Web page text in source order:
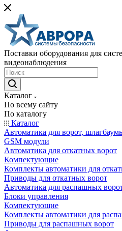
Поставки оборудования для
видеонаблюдения
Каталог
По всему сайту
По каталогу
Каталог
Автоматика для ворот,
GSM модули
Автоматика для откатных ворот
Компектующие
Комплекты автоматики для
Приводы для откатных ворот
Автоматика для распашных
Блоки управления
Компектующие
Комплекты автоматики для
Приводы для распашных ворот